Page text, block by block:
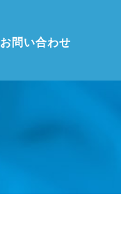
お問い合わせ